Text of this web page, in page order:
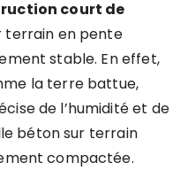
court de
terrain en pente
stable. En effet,
la terre battue,
de l’humidité et de
béton sur terrain
compactée.